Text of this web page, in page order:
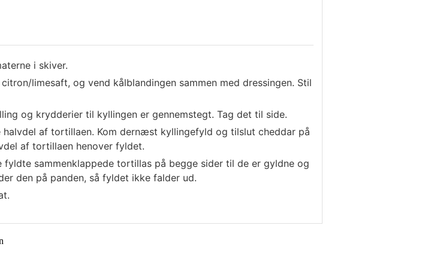
i skiver.
limesaft, og vend kålblandingen sammen med dressingen. Stil
og krydderier til kyllingen er gennemstegt. Tag det til side.
af tortillaen. Kom dernæst kyllingefyld og tilslut cheddar på
af tortillaen henover fyldet.
sammenklappede tortillas på begge sider til de er gyldne og
den på panden, så fyldet ikke falder ud.